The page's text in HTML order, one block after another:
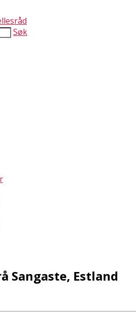
Søk
Sangaste, Estland